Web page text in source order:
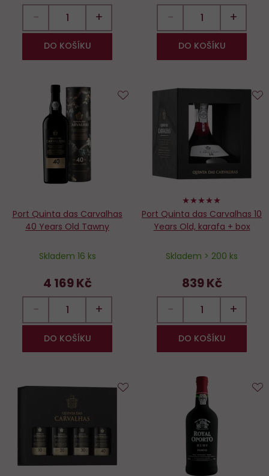
− +
DO KOŠÍKU
− +
DO KOŠÍKU
Port Quinta das Carvalhas
40 Years Old Tawny
Skladem 16 ks
4 169 Kč
− +
DO KOŠÍKU
oblíbených
98%
Port Quinta das Carvalhas 10
Years Old, karafa + box
Skladem > 200 ks
839 Kč
− +
DO KOŠÍKU